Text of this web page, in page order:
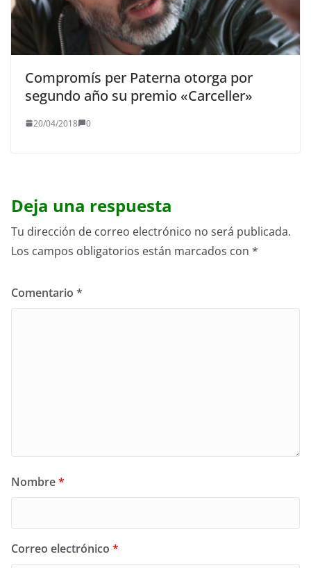
Compromís per Paterna otorga por
segundo año su premio «Carceller»
20/04/2018 0
Deja una respuesta
Tu dirección de correo electrónico no será publicada.
Los campos obligatorios están marcados con *
Comentario *
Nombre*
Correo electrónico *